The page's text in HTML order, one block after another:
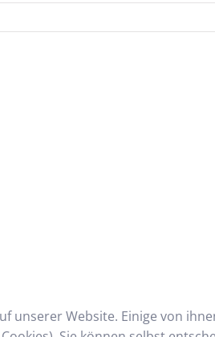
unserer Website. Einige von